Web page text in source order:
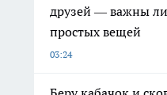
друзей — важны
простых вещей
03:24